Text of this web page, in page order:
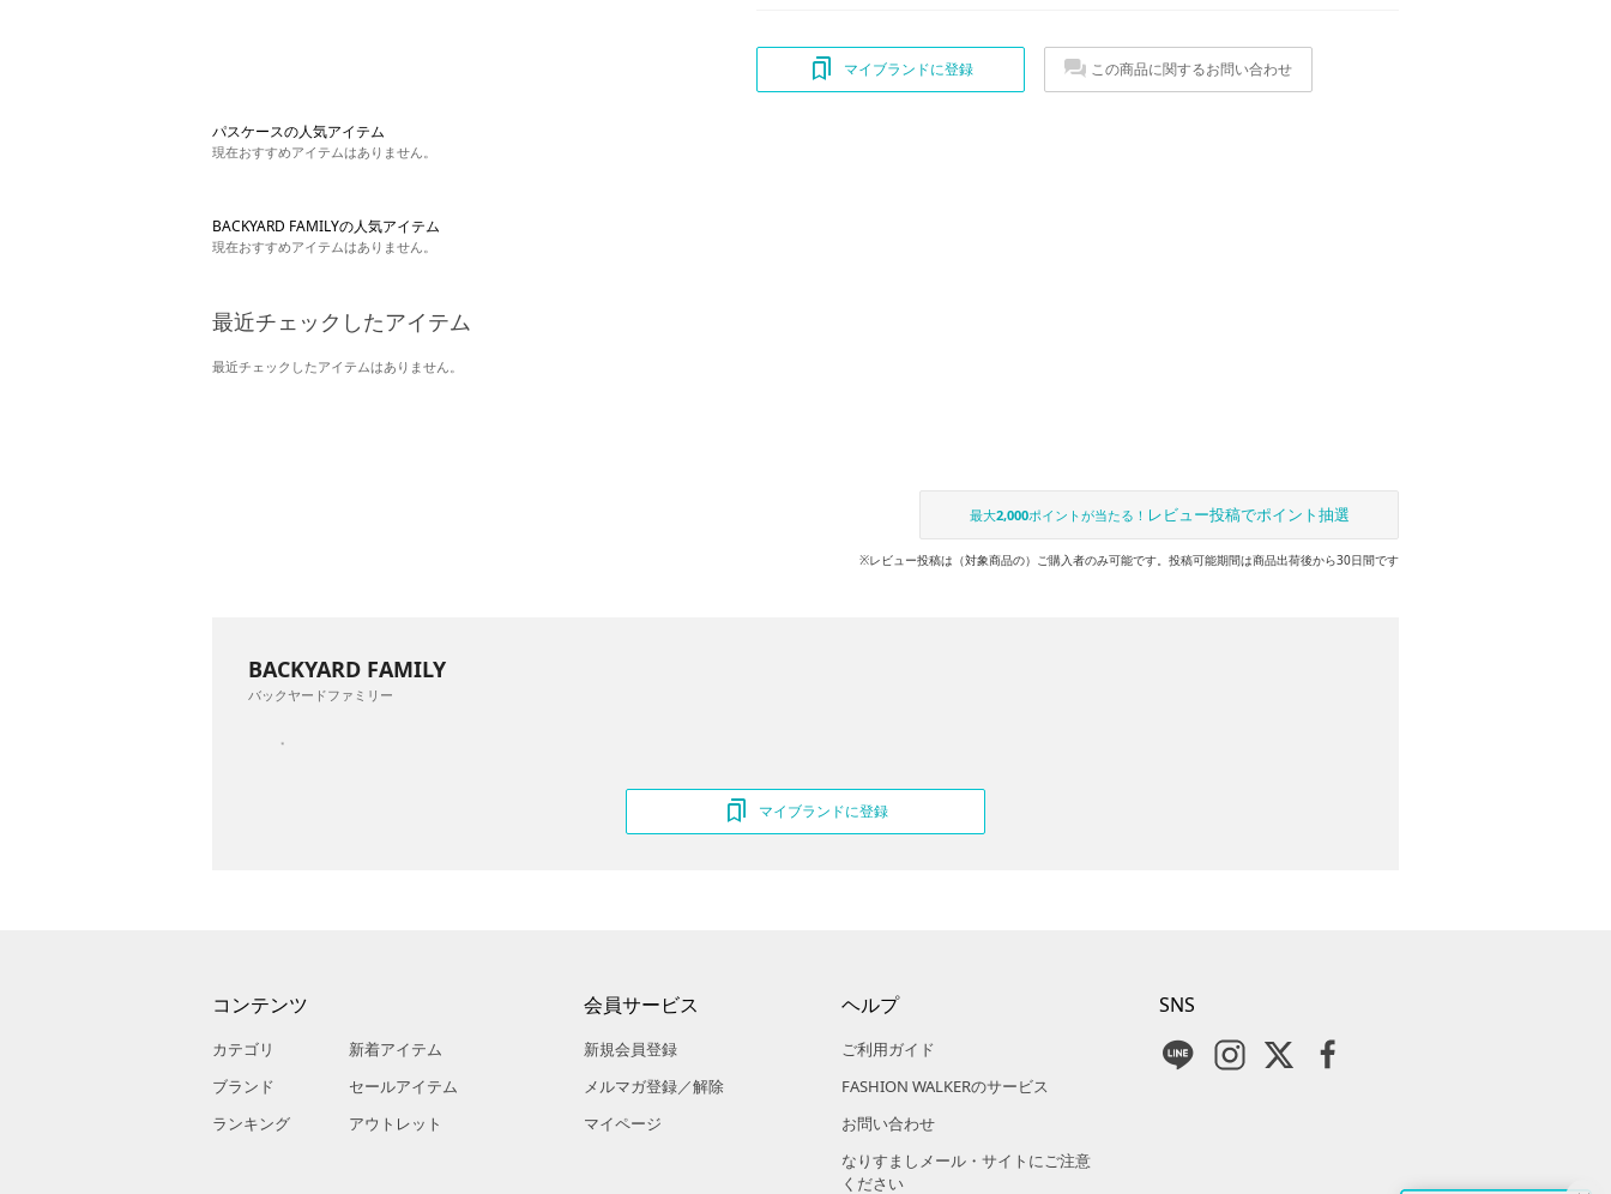
マイブランドに登録 この商品に関するお問い合わせ
パスケースの人気アイテム
現在おすすめアイテムはありません。
BACKYARD FAMILYの人気アイテム
現在おすすめアイテムはありません。
最近チェックしたアイテム
最近チェックしたアイテムはありません。
最大2,000ポイントが当たる！ レビュー投稿でポイント抽選
※レビュー投稿は（対象商品の）ご購入者のみ可能です。投稿可能期間は商品出荷後から30日間です
BACKYARD FAMILY
バックヤードファミリー
マイブランドに登録
コンテンツ
カテゴリ
ブランド
ランキング
新着アイテム
セールアイテム
アウトレット
会員サービス
新規会員登録
メルマガ登録／解除
マイページ
ヘルプ
ご利用ガイド
FASHION WALKERのサービス
お問い合わせ
なりすましメール・サイトにご注意
ください
SNS